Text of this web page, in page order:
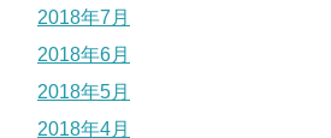
2018年7月
2018年6月
2018年5月
2018年4月